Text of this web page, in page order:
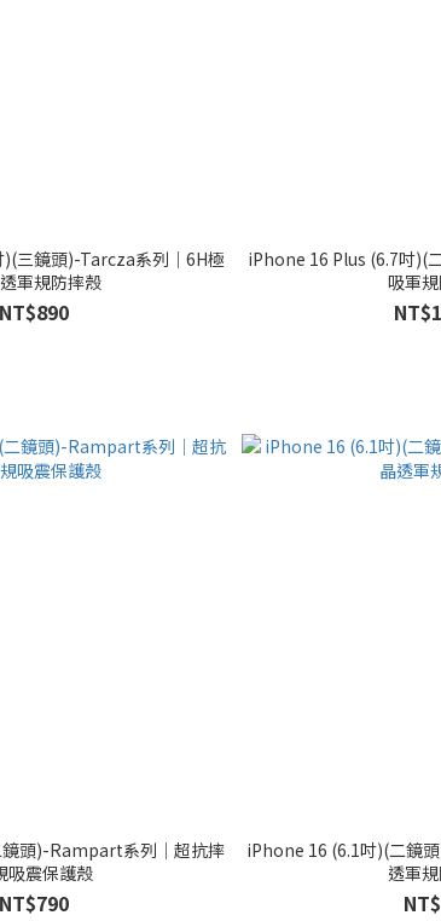
三鏡頭)-Tarcza系列｜6H極
軍規防摔殼
NT$890
iPhone 16 Plus (6.7吋)(
吸軍
頭)-Rampart系列｜超抗摔
吸震保護殼
NT$790
iPhone 16 (6.1吋)(二鏡
透軍